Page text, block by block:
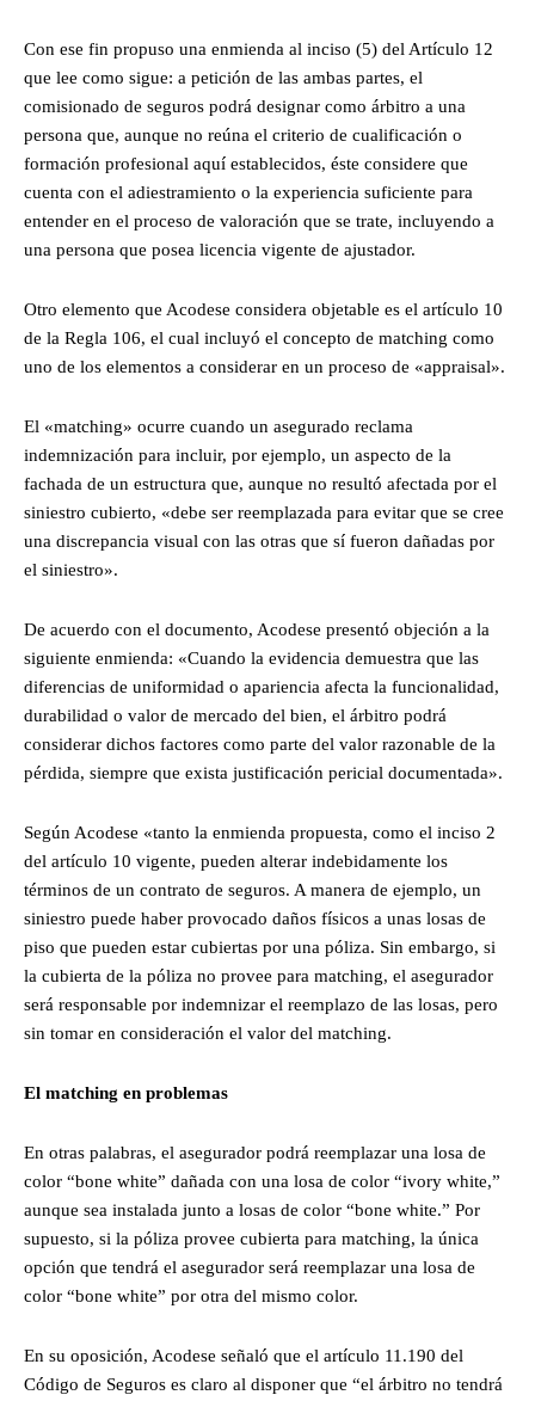
Con ese fin propuso una enmienda al inciso (5) del Artículo 12
que lee como sigue: a petición de las ambas partes, el
comisionado de seguros podrá designar como árbitro a una
persona que, aunque no reúna el criterio de cualificación o
formación profesional aquí establecidos, éste considere que
cuenta con el adiestramiento o la experiencia suficiente para
entender en el proceso de valoración que se trate, incluyendo a
una persona que posea licencia vigente de ajustador.
Otro elemento que Acodese considera objetable es el artículo 10
de la Regla 106, el cual incluyó el concepto de matching como
uno de los elementos a considerar en un proceso de «appraisal».
El «matching» ocurre cuando un asegurado reclama
indemnización para incluir, por ejemplo, un aspecto de la
fachada de un estructura que, aunque no resultó afectada por el
siniestro cubierto, «debe ser reemplazada para evitar que se cree
una discrepancia visual con las otras que sí fueron dañadas por
el siniestro».
De acuerdo con el documento, Acodese presentó objeción a la
siguiente enmienda: «Cuando la evidencia demuestra que las
diferencias de uniformidad o apariencia afecta la funcionalidad,
durabilidad o valor de mercado del bien, el árbitro podrá
considerar dichos factores como parte del valor razonable de la
pérdida, siempre que exista justificación pericial documentada».
Según Acodese «tanto la enmienda propuesta, como el inciso 2
del artículo 10 vigente, pueden alterar indebidamente los
términos de un contrato de seguros. A manera de ejemplo, un
siniestro puede haber provocado daños físicos a unas losas de
piso que pueden estar cubiertas por una póliza. Sin embargo, si
la cubierta de la póliza no provee para matching, el asegurador
será responsable por indemnizar el reemplazo de las losas, pero
sin tomar en consideración el valor del matching.
El matching en problemas
En otras palabras, el asegurador podrá reemplazar una losa de
color “bone white” dañada con una losa de color “ivory white,”
aunque sea instalada junto a losas de color “bone white.” Por
supuesto, si la póliza provee cubierta para matching, la única
opción que tendrá el asegurador será reemplazar una losa de
color “bone white” por otra del mismo color.
En su oposición, Acodese señaló que el artículo 11.190 del
Código de Seguros es claro al disponer que “el árbitro no tendrá